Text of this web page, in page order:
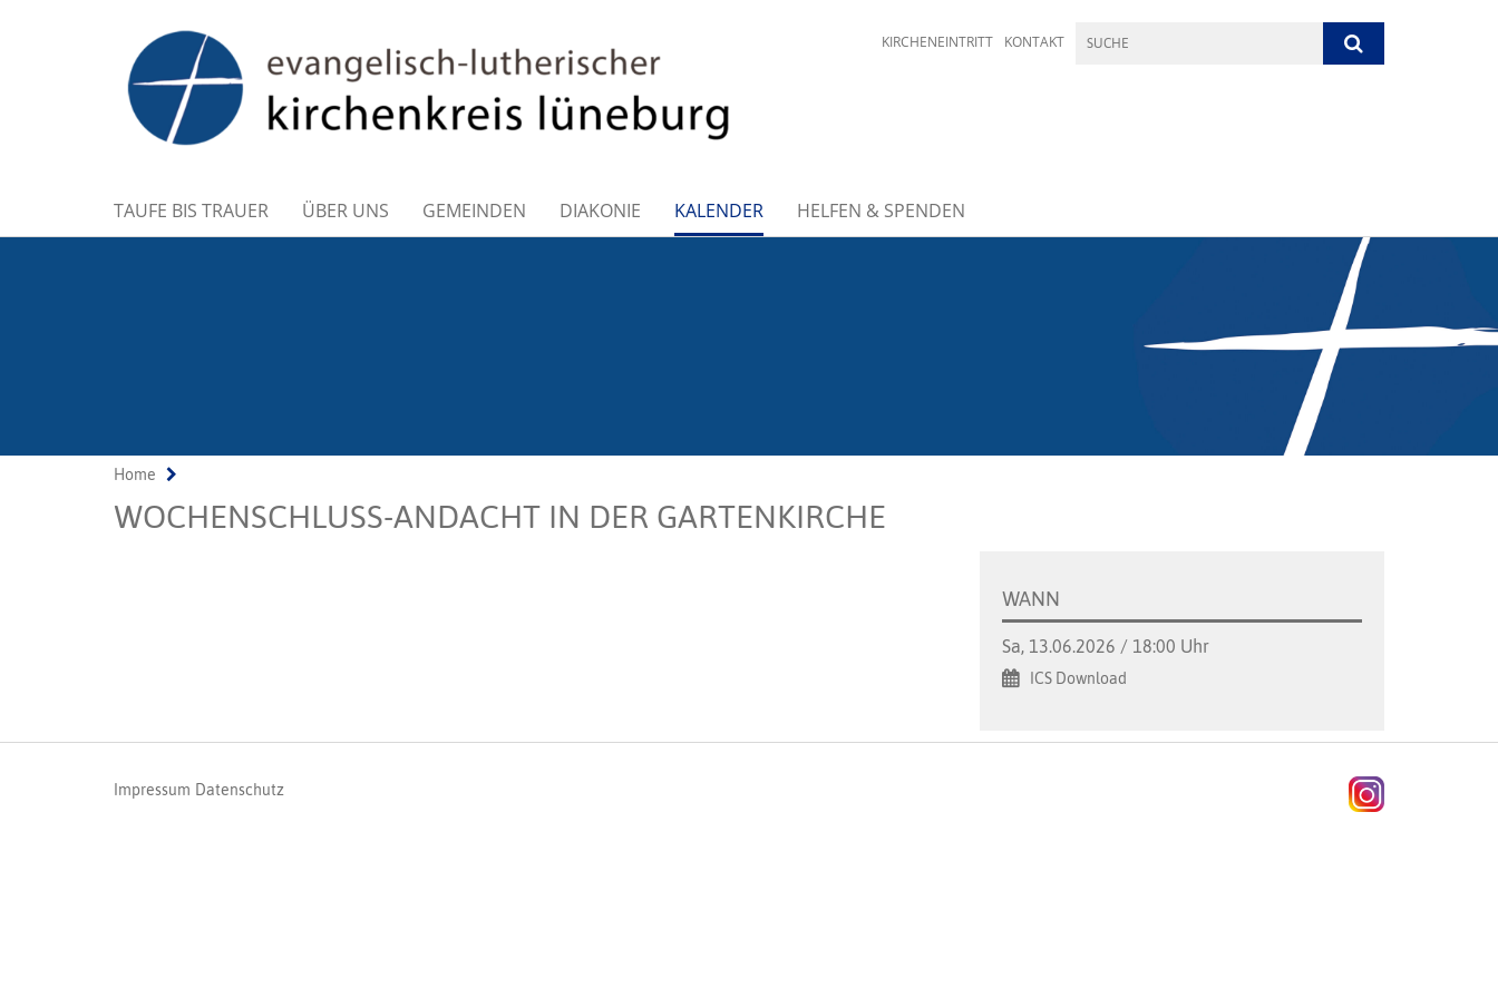
KIRCHENEINTRITT KONTAKT
TAUFE BIS TRAUER ÜBER UNS GEMEINDEN DIAKONIE KALENDER HELFEN & SPENDEN
Home
WOCHENSCHLUSS-ANDACHT IN DER GARTENKIRCHE
WANN
Sa, 13.06.2026 / 18:00 Uhr
ICS Download
Impressum Datenschutz